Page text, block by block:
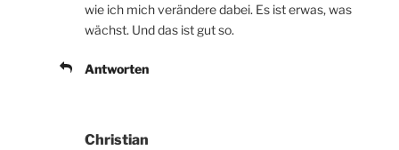
wie ich mich verändere dabei. Es ist erwas, was
wächst. Und das ist gut so.
Antworten
Christian